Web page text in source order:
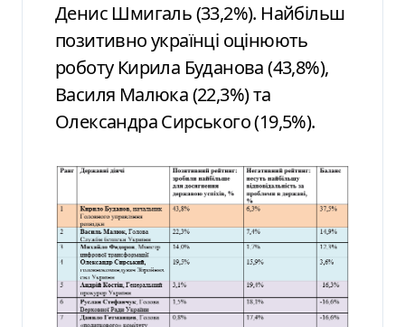
Денис Шмигаль (33,2%). Найбільш
позитивно українці оцінюють
роботу Кирила Буданова (43,8%),
Василя Малюка (22,3%) та
Олександра Сирського (19,5%).